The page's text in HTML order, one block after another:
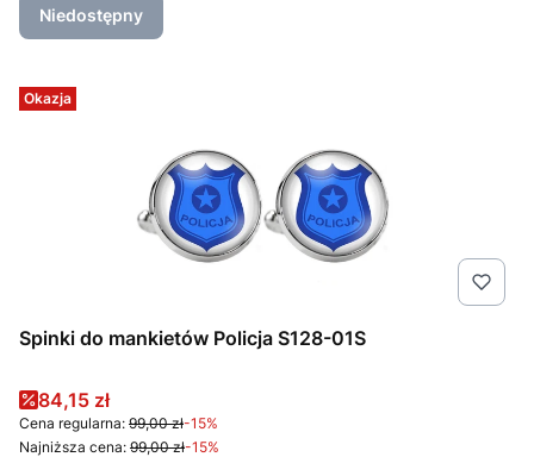
Niedostępny
Okazja
Spinki do mankietów Policja S128-01S
Cena promocyjna
84,15 zł
Cena regularna: 99,00 zł-15%
Najniższa cena: 99,00 zł-15%